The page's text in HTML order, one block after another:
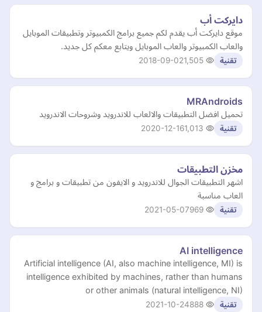
دايركت أب
موقع دايركت أب يقدم لكم جميع برامج الكمبيوتر وتطبيقات الموبايل
والعاب الكمبيوتر والعاب الموبايل ويتابع معكم كل جديد.
تقنية 2018-09-02
MRAndroids
تحميل افضل التطبيقات والالعاب للاندرويد وشروحات الاندرويد
تقنية 2020-12-16
مخزن التطبيقات
اشهر التطبيقات الجوال للاندرويد و الايفون من تطبيقات و برامج و
العاب مناسبة
تقنية 2021-05-07
AI intelligence
Artificial intelligence (AI, also machine intelligence, MI) is
intelligence exhibited by machines, rather than humans
or other animals (natural intelligence, NI)
تقنية 2021-10-24